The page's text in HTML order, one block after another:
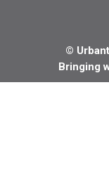
©
Bringing